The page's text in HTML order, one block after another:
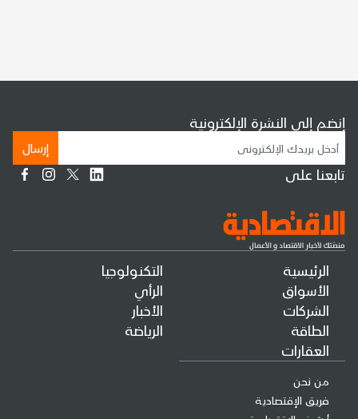
الرئيسية
الأسواق
الشركات
الطاقة
العقارات
التكنولوجيا
الرأي
الأخبار
الرياضة
من نحن
فريق الإقتصادية
إنضم إلى النشرة الإلكترونية
إرسال
تابعنا على